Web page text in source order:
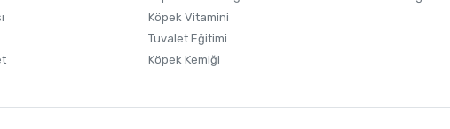
Köpek Vitamini
Tuvalet Eğitimi
Köpek Kemiği